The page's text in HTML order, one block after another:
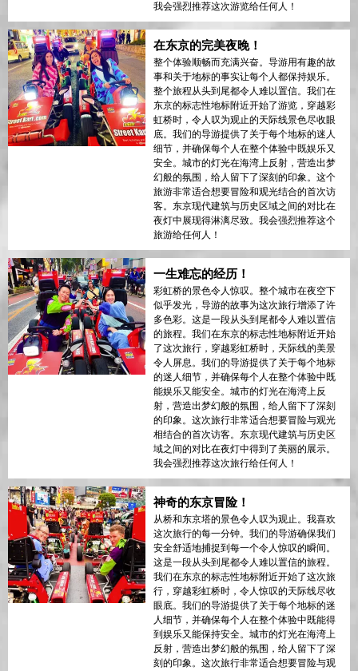
我会强烈推荐这次游览给任何人！
在东京的完美夜晚！
整个体验顺畅而充满兴奋。导游用有趣的故
事和关于地标的事实让每个人都保持娱乐。
整个旅程从头到尾都令人难以置信。我们在
东京的标志性地标附近开始了游览，穿越彩
虹桥时，令人叹为观止的天际线景色尽收眼
底。我们的导游提供了关于每个地标的迷人
细节，并确保每个人在整个体验中既娱乐又
安全。城市的灯光在海湾上反射，营造出梦
幻般的氛围，给人留下了深刻的印象。这个
旅游非常适合想要冒险和观光结合的首次访
客。东京现代建筑与历史区域之间的对比在
夜灯中展现得淋漓尽致。我会强烈推荐这个
旅游给任何人！
一生难忘的经历！
彩虹桥的景色令人惊叹。整个城市在夜空下
似乎发光，导游的故事为这次旅行增添了许
多色彩。这是一段从头到尾都令人难以置信
的旅程。我们在东京的标志性地标附近开始
了这次旅行，穿越彩虹桥时，天际线的美景
令人屏息。我们的导游提供了关于每个地标
的迷人细节，并确保每个人在整个体验中既
能娱乐又能安全。城市的灯光在海湾上反
射，营造出梦幻般的氛围，给人留下了深刻
的印象。这次旅行非常适合想要冒险与观光
相结合的首次访客。东京现代建筑与历史区
域之间的对比在夜灯中得到了美丽的展示。
我会强烈推荐这次旅行给任何人！
神奇的东京冒险！
从桥和东京塔的景色令人叹为观止。我喜欢
这次旅行的每一分钟。我们的导游确保我们
安全舒适地捕捉到每一个令人惊叹的瞬间。
这是一段从头到尾都令人难以置信的旅程。
我们在东京的标志性地标附近开始了这次旅
行，穿越彩虹桥时，令人惊叹的天际线尽收
眼底。我们的导游提供了关于每个地标的迷
人细节，并确保每个人在整个体验中既能得
到娱乐又能保持安全。城市的灯光在海湾上
反射，营造出梦幻般的氛围，给人留下了深
刻的印象。这次旅行非常适合想要冒险与观